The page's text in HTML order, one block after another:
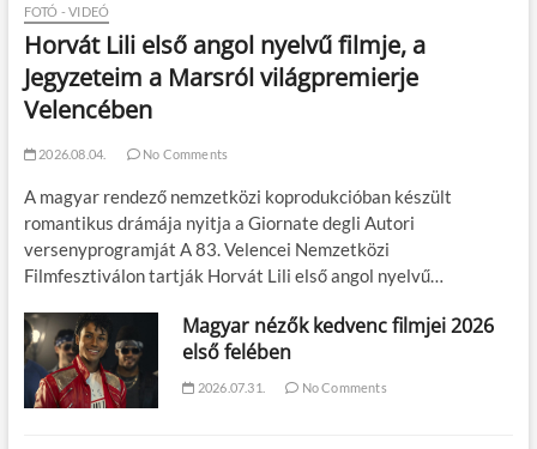
FOTÓ - VIDEÓ
Horvát Lili első angol nyelvű filmje, a
Jegyzeteim a Marsról világpremierje
Velencében
2026.08.04. No Comments
A magyar rendező nemzetközi koprodukcióban készült
romantikus drámája nyitja a Giornate degli Autori
versenyprogramját A 83. Velencei Nemzetközi
Filmfesztiválon tartják Horvát Lili első angol nyelvű…
Magyar nézők kedvenc filmjei 2026
első felében
2026.07.31. No Comments